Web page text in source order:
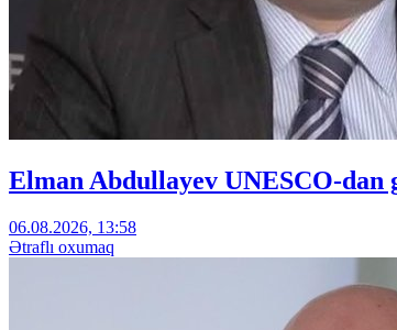
Elman Abdullayev UNESCO-dan
06.08.2026, 13:58
Ətraflı oxumaq